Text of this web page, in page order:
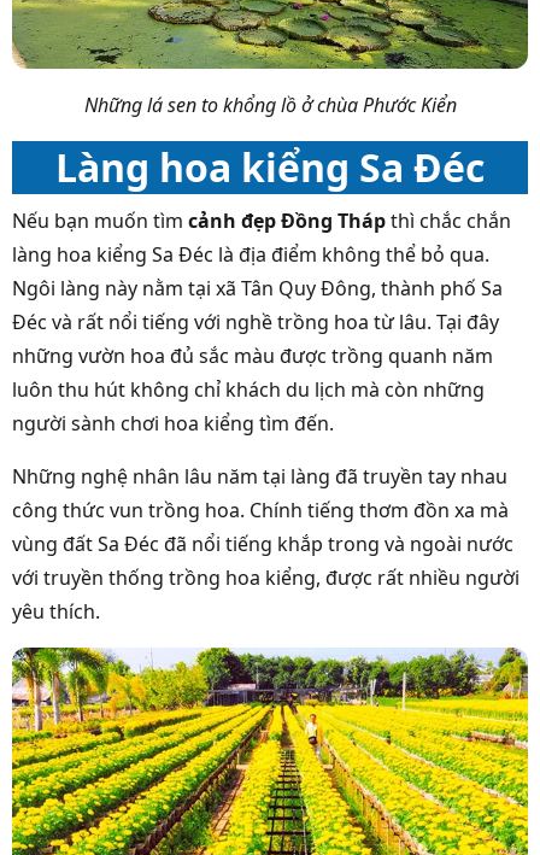
Những lá sen to khổng lồ ở chùa Phước Kiển
Làng hoa kiểng Sa Đéc
Nếu bạn muốn tìm cảnh đẹp Đồng Thápthì chắc chắn
làng hoa kiểng Sa Đéc là địa điểm không thể bỏ qua.
Ngôi làng này nằm tại xã Tân Quy Đông, thành phố Sa
Đéc và rất nổi tiếng với nghề trồng hoa từ lâu. Tại đây
những vườn hoa đủ sắc màu được trồng quanh năm
luôn thu hút không chỉ khách du lịch mà còn những
người sành chơi hoa kiểng tìm đến.
Những nghệ nhân lâu năm tại làng đã truyền tay nhau
công thức vun trồng hoa. Chính tiếng thơm đồn xa mà
vùng đất Sa Đéc đã nổi tiếng khắp trong và ngoài nước
với truyền thống trồng hoa kiểng, được rất nhiều người
yêu thích.